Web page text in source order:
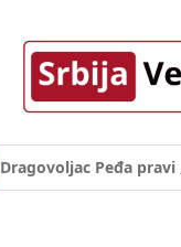
Đilas/Šolak